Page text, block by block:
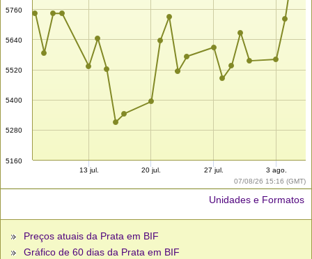
07/08/26 15:16 (GMT)
5160
5280
5400
5520
5640
5760
13 jul. 20 jul. 27 jul. 3 ago.
Unidades e Formatos
Preços atuais da Prata em BIF
Gráfico de 60 dias da Prata em BIF